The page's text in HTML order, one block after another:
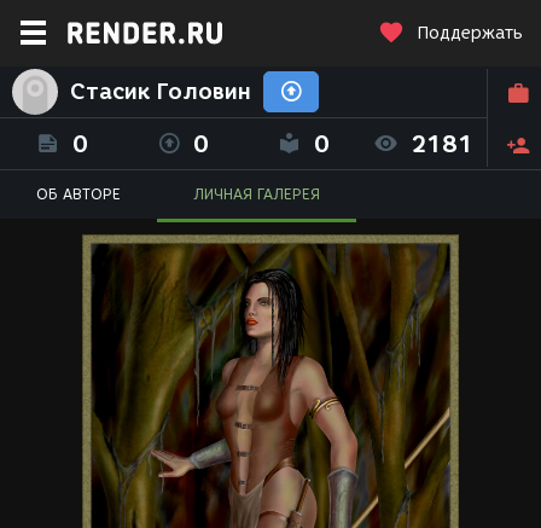
Поддержать
Стасик Головин
0 0 0 2181
ОБ АВТОРЕ ЛИЧНАЯ ГАЛЕРЕЯ